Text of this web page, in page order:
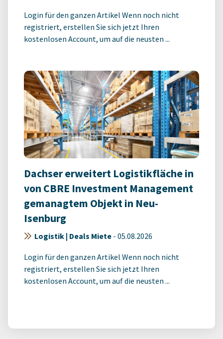
Login für den ganzen Artikel Wenn noch nicht
registriert, erstellen Sie sich jetzt Ihren
kostenlosen Account, um auf die neusten ...
Dachser erweitert Logistikfläche in
von CBRE Investment Management
gemanagtem Objekt in Neu-
Isenburg
Logistik | Deals Miete - 05.08.2026
Login für den ganzen Artikel Wenn noch nicht
registriert, erstellen Sie sich jetzt Ihren
kostenlosen Account, um auf die neusten ...